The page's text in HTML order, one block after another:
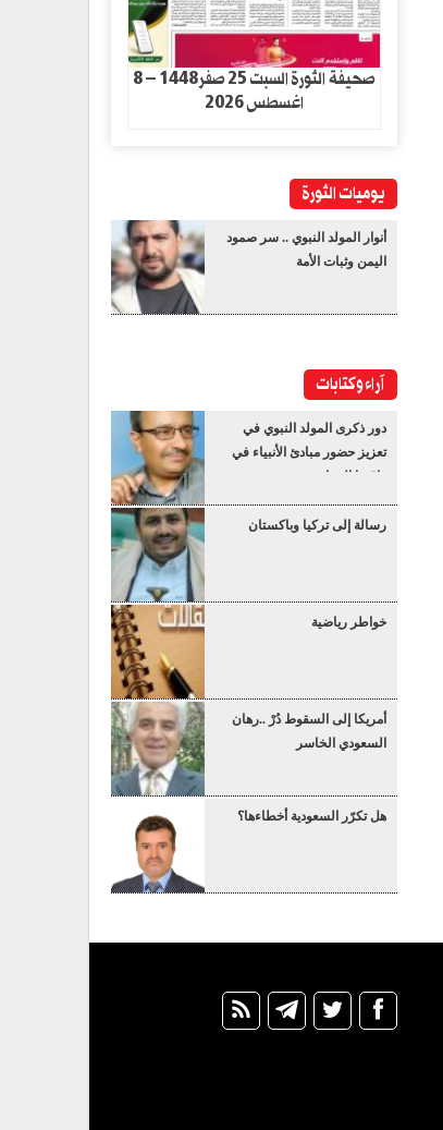
صحيفة الثورة السبت 25 صفر1448 – 8
اغسطس 2026
يوميات الثورة
أنوار المولد النبوي .. سر صمود
اليمن وثبات الأمة
آراء وكتابات
دور ذكرى المولد النبوي في
تعزيز حضور مبادئ الأنبياء في
واقعنا المعاصر
رسالة إلى تركيا وباكستان
خواطر رياضية
أمريكا إلى السقوط دُرْ ..رهان
السعودي الخاسر
هل تكرّر السعودية أخطاءها؟